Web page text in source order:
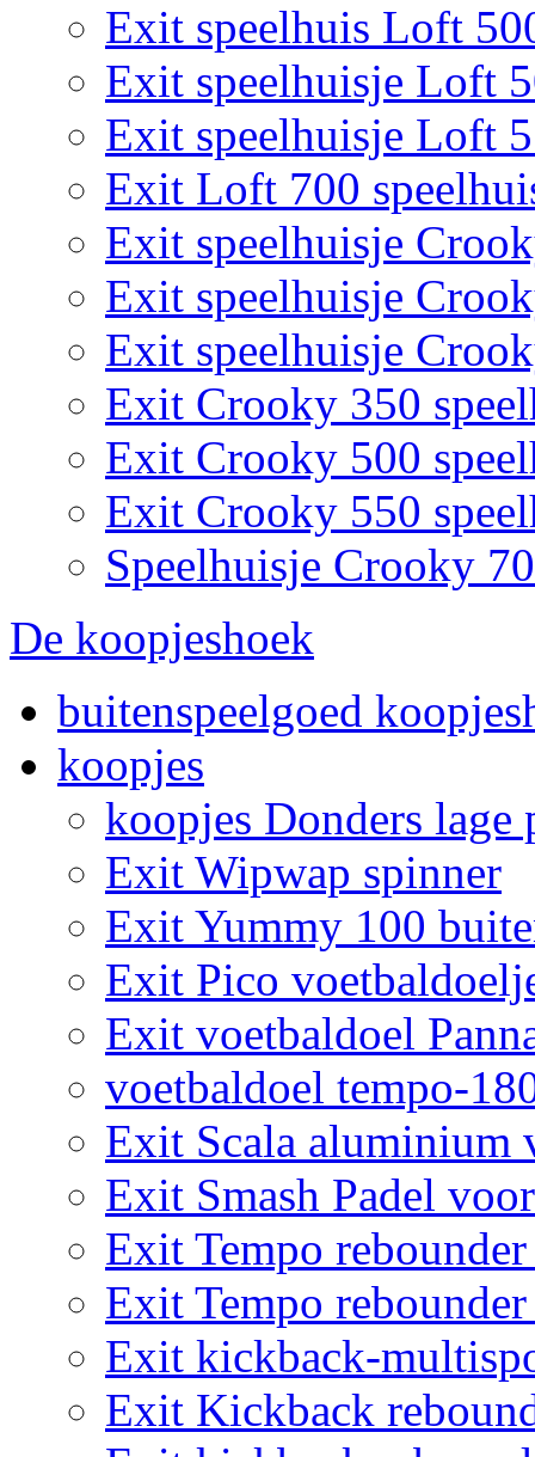
Exit speelhuis Loft
Exit speelhuisje Loft
Exit speelhuisje Loft
Exit Loft 700
Exit speelhuisje
Exit speelhuisje
Exit speelhuisje
Exit Crooky 350
Exit Crooky 500
Exit Crooky 550
Speelhuisje Crooky
De koopjeshoek
buitenspeelgoed
koopjes
koopjes Donders lage
Exit Wipwap spinner
Exit Yummy 100
Exit Pico
Exit voetbaldoel
voetbaldoel tempo-
Exit Scala aluminium
Exit Smash Padel
Exit Tempo
Exit Tempo
Exit kickback-
Exit Kickback